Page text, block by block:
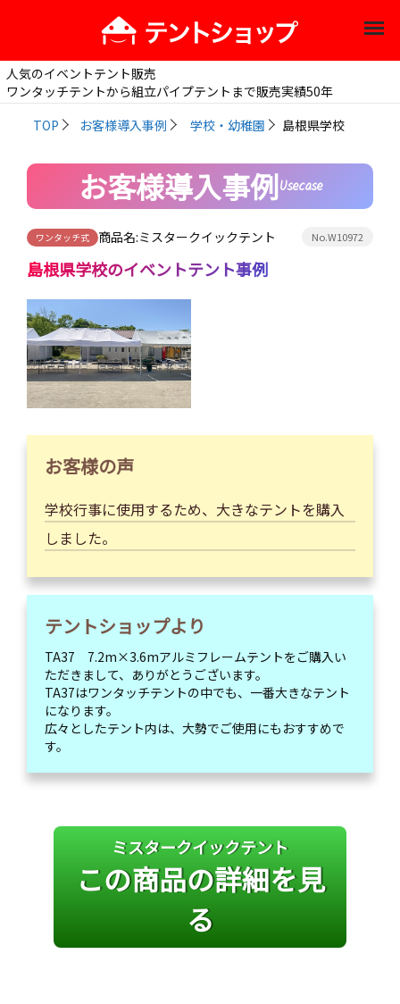
人気のイベントテント販売
ワンタッチテントから組立パイプテントまで販売実績50年
TOP
お客様導入事例 学校・幼稚園 島根県学校
お客様導入事例Usecase
ワンタッチ式 商品名:ミスタークイックテント No.W10972
島根県学校のイベントテント事例
お客様の声
学校行事に使用するため、大きなテントを購入
しました。
テントショップより
TA37 7.2m×3.6mアルミフレームテントをご購入い
ただきまして、ありがとうございます。
TA37はワンタッチテントの中でも、一番大きなテント
になります。
広々としたテント内は、大勢でご使用にもおすすめで
す。
ミスタークイックテント
この商品の詳細を見
る